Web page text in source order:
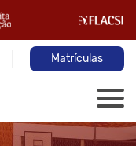
Matrículas